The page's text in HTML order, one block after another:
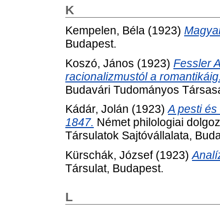
K
Kempelen, Béla (1923)
Budapest.
Koszó, János (1923) Fessler
racionalizmustól a
Budavári Tudományos
Kádár, Jolán (1923)A pesti
1847. Német philologiai
Társulatok Sajtóvállalata,
Kürschák, József(1923)
Társulat, Budapest.
L